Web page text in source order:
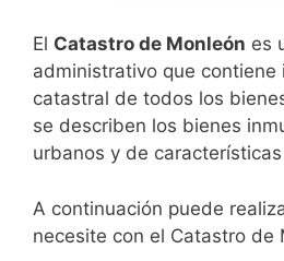
El Catastro de Monleón es
administrativo que contiene
catastral de todos los
se describen los bienes
urbanos y de
A continuación puede
necesite con el Catastro de